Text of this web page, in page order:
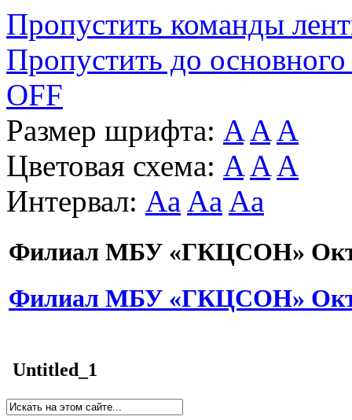
Пропустить команды
Пропустить до основного
OFF
Размер шрифта: A A A
Цветовая схема: A A A
Интервал: Aa Aa Aa
Филиал МБУ «ГКЦСОН»
Филиал МБУ «ГКЦСОН»
Untitled_1